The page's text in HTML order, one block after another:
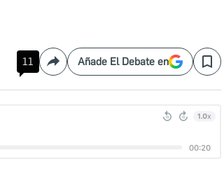
11 CompartirAñade El Debate en Save